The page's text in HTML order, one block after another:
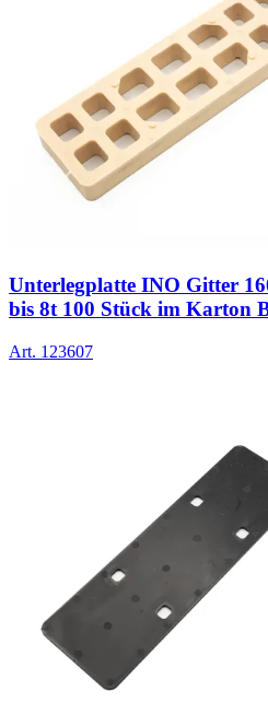
Unterlegplatte INO Gitter
bis 8t 100 Stück im Karton
Art. 123607